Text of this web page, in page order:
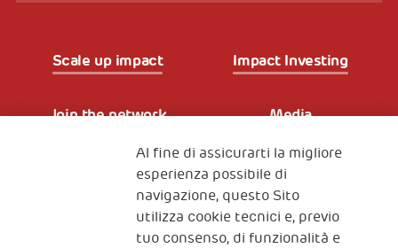
Scale up impact Impact Investing
Join the network Media
Iscriviti alla newsletter
Fondazione
Al fine di assicurarti la migliore
esperienza possibile di
navigazione, questo Sito
utilizza cookie tecnici e, previo
tuo consenso, di funzionalità e